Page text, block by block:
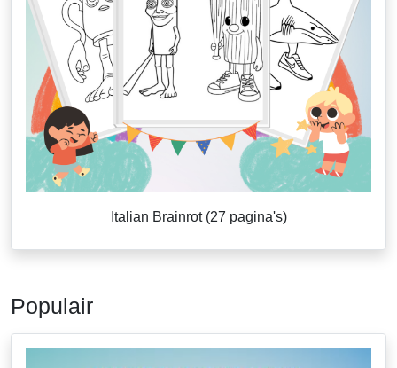
Italian Brainrot (27 pagina's)
Populair